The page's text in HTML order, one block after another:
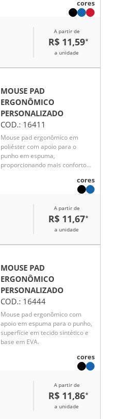
durante longas horas de uso.
Funcional e elegante, é um
bem-estar e a produtividade
cores
A partir de
R$ 11,59*
a unidade
MOUSE PAD
ERGONÔMICO
PERSONALIZADO
COD.: 16411
Mouse pad ergonômico em
poliéster com apoio para o
punho em espuma,
proporcionando mais conforto
Possui base em EVA que garante
estabilidade e melhor aderência
corporativo funcional e moderno,
ideal para escritórios e home
office, valorizando a marca no
cores
A partir de
R$ 11,67*
a unidade
MOUSE PAD
ERGONÔMICO
PERSONALIZADO
COD.: 16444
Mouse pad ergonômico com
apoio em espuma para o punho,
superfície em tecido sintético e
base em EVA.
cores
A partir de
R$ 11,86*
a unidade